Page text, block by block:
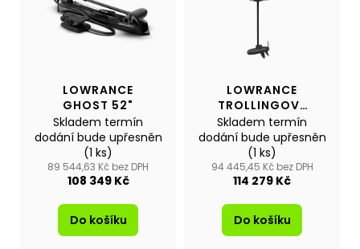
LOWRANCE
GHOST 52"
Skladem termín
dodání bude upřesněn
(1 ks)
89 544,63 Kč bez DPH
108 349 Kč
Do košíku
LOWRANCE
TROLLINGOVÝ
MOTOR RECON
48" FW
Skladem termín
dodání bude upřesněn
(1 ks)
94 445,45 Kč bez DPH
114 279 Kč
Do košíku
NAFUKOVACÍ
WILLIS